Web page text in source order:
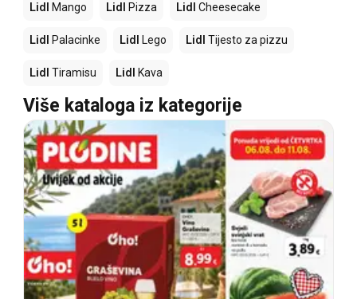
Lidl Mango Lidl Pizza Lidl Cheesecake
Lidl Palacinke Lidl Lego Lidl Tijesto za pizzu
Lidl Tiramisu Lidl Kava
Više kataloga iz kategorije